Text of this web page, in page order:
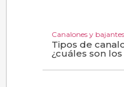
Canalones y bajantes
Tipos de
¿cuáles son